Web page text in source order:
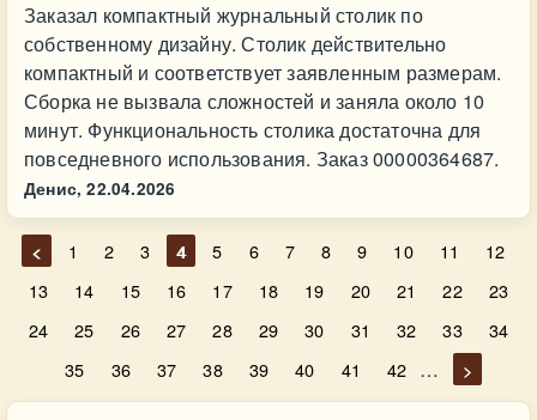
Заказал компактный журнальный столик по
собственному дизайну. Столик действительно
компактный и соответствует заявленным размерам.
Сборка не вызвала сложностей и заняла около 10
минут. Функциональность столика достаточна для
повседневного использования. Заказ 00000364687.
Денис, 22.04.2026
< 1 2 3 4 5 6 7 8 9 10 11
12
13
14 15 16 17 18 19 20 21 22
23
24
25 26 27 28 29 30 31 32 33
34
35
36 37 38 39 40 41 42 … >